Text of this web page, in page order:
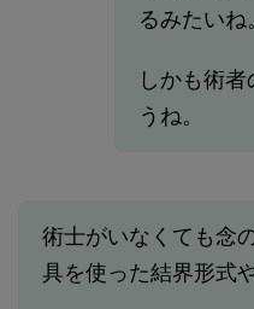
るみたいね
しかも術
うね。
術士がいなくても念
具を使った結界形式や